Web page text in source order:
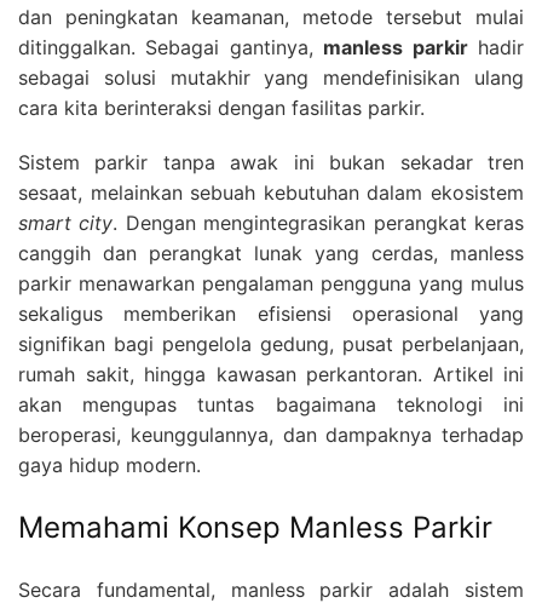
dan peningkatan keamanan, metode tersebut mulai
ditinggalkan. Sebagai gantinya, manless parkirhadir
sebagai solusi mutakhir yang mendefinisikan ulang
cara kita berinteraksi dengan fasilitas parkir.
Sistem parkir tanpa awak ini bukan sekadar tren
sesaat, melainkan sebuah kebutuhan dalam ekosistem
smart city. Dengan mengintegrasikan perangkat keras
canggih dan perangkat lunak yang cerdas, manless
parkir menawarkan pengalaman pengguna yang mulus
sekaligus memberikan efisiensi operasional yang
signifikan bagi pengelola gedung, pusat perbelanjaan,
rumah sakit, hingga kawasan perkantoran. Artikel ini
akan mengupas tuntas bagaimana teknologi ini
beroperasi, keunggulannya, dan dampaknya terhadap
gaya hidup modern.
Memahami Konsep Manless Parkir
Secara fundamental, manless parkir adalah sistem